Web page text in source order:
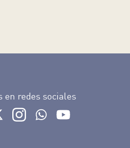
en redes sociales
de Auditorio de Tenerife en
Ir a perfil de Auditorio de Tenerife
Ir a perfil de Auditorio de
Ir al BoletínIr al perfil de